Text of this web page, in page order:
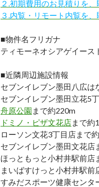
２.初期費用のお見積りを
３.内覧・リモート内覧を、
■物件名フリガナ
ティモーネオシアゲイース
■近隣周辺施設情報
セブンイレブン墨田八広
セブンイレブン墨田立花5
舟原公園 まで約220m
ドミノ・ピザ文花店まで約
ローソン文花3丁目店まで
セブンイレブン墨田文花店
ほっともっと小村井駅前店
まいばすけっと小村井駅前
すみだスポーツ健康センタ